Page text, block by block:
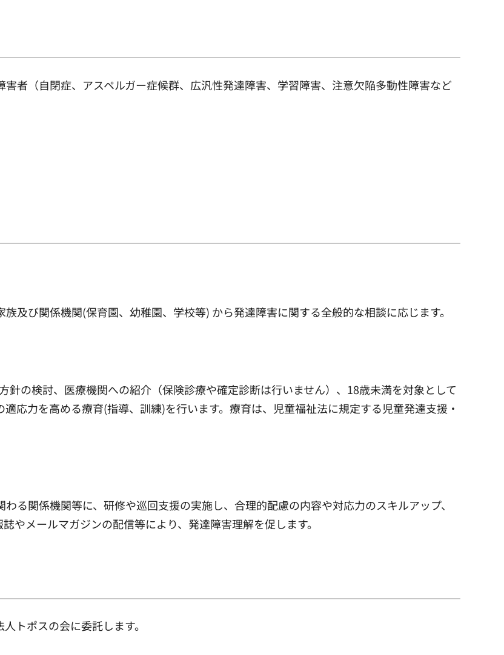
者（自閉症、アスペルガー症候群、広汎性発達障害、学習障害、注意欠陥多動性障害など
及び関係機関(保育園、幼稚園、学校等) から発達障害に関する全般的な相談に応じます。
の検討、医療機関への紹介（保険診療や確定診断は行いません）、18歳未満を対象として
応力を高める療育(指導、訓練)を行います。療育は、児童福祉法に規定する児童発達支援・
る関係機関等に、研修や巡回支援の実施し、合理的配慮の内容や対応力のスキルアップ、
やメールマガジンの配信等により、発達障害理解を促します。
トポスの会に委託します。